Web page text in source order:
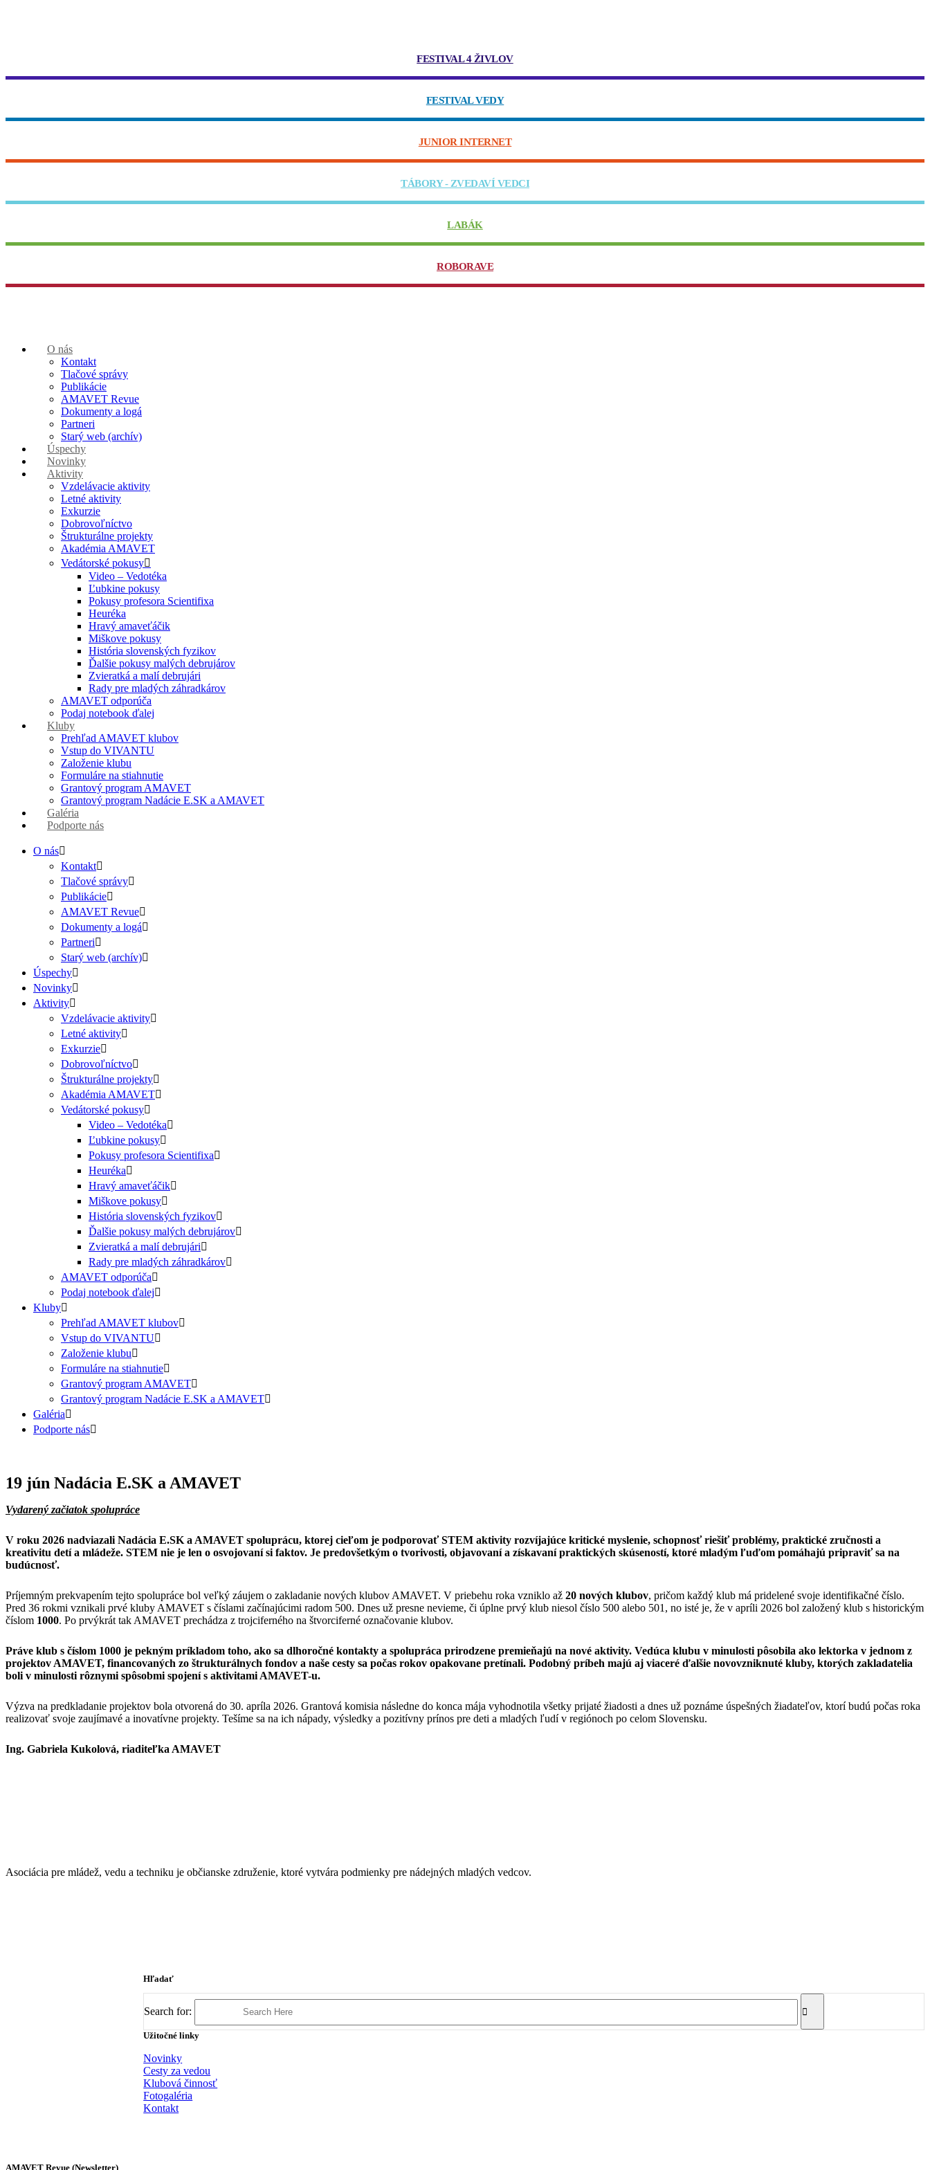
FESTIVAL 4 ŽIVLOV
FESTIVAL VEDY
JUNIOR INTERNET
TÁBORY - ZVEDAVÍ VEDCI
LABÁK
ROBORAVE
O nás
Kontakt
Tlačové správy
Publikácie
AMAVET Revue
Dokumenty a logá
Partneri
Starý web (archív)
Úspechy
Novinky
Aktivity
Vzdelávacie aktivity
Letné aktivity
Exkurzie
Dobrovoľníctvo
Štrukturálne projekty
Akadémia AMAVET
Vedátorské pokusy
Video – Vedotéka
Ľubkine pokusy
Pokusy profesora Scientifixa
Heuréka
Hravý amaveťáčik
Miškove pokusy
História slovenských fyzikov
Ďalšie pokusy malých debrujárov
Zvieratká a malí debrujári
Rady pre mladých záhradkárov
AMAVET odporúča
Podaj notebook ďalej
Kluby
Prehľad AMAVET klubov
Vstup do VIVANTU
Založenie klubu
Formuláre na stiahnutie
Grantový program AMAVET
Grantový program Nadácie E.SK a AMAVET
Galéria
Podporte nás
O nás
Kontakt
Tlačové správy
Publikácie
AMAVET Revue
Dokumenty a logá
Partneri
Starý web (archív)
Úspechy
Novinky
Aktivity
Vzdelávacie aktivity
Letné aktivity
Exkurzie
Dobrovoľníctvo
Štrukturálne projekty
Akadémia AMAVET
Vedátorské pokusy
Video – Vedotéka
Ľubkine pokusy
Pokusy profesora Scientifixa
Heuréka
Hravý amaveťáčik
Miškove pokusy
História slovenských fyzikov
Ďalšie pokusy malých debrujárov
Zvieratká a malí debrujári
Rady pre mladých záhradkárov
AMAVET odporúča
Podaj notebook ďalej
Kluby
Prehľad AMAVET klubov
Vstup do VIVANTU
Založenie klubu
Formuláre na stiahnutie
Grantový program AMAVET
Grantový program Nadácie E.SK a AMAVET
Galéria
Podporte nás
19 jún Nadácia E.SK a AMAVET
Vydarený začiatok spolupráce
V roku 2026 nadviazali Nadácia E.SK a AMAVET spoluprácu, ktorej cieľom je podporovať STEM aktivity rozvíjajúce kritické myslenie, schopnosť riešiť problémy, praktické zručnosti a
kreativitu detí a mládeže. STEM nie je len o osvojovaní si faktov. Je predovšetkým o tvorivosti, objavovaní a získavaní praktických skúseností, ktoré mladým ľuďom pomáhajú pripraviť sa na
budúcnosť.
Príjemným prekvapením tejto spolupráce bol veľký záujem o zakladanie nových klubov AMAVET. V priebehu roka vzniklo až 20 nových klubov, pričom každý klub má pridelené svoje identifikačné číslo.
Pred 36 rokmi vznikali prvé kluby AMAVET s číslami začínajúcimi radom 500. Dnes už presne nevieme, či úplne prvý klub niesol číslo 500 alebo 501, no isté je, že v apríli 2026 bol založený klub s historickým
číslom 1000. Po prvýkrát tak AMAVET prechádza z trojciferného na štvorciferné označovanie klubov.
Práve klub s číslom 1000 je pekným príkladom toho, ako sa dlhoročné kontakty a spolupráca prirodzene premieňajú na nové aktivity. Vedúca klubu v minulosti pôsobila ako lektorka v jednom z
projektov AMAVET, financovaných zo štrukturálnych fondov a naše cesty sa počas rokov opakovane pretínali. Podobný príbeh majú aj viaceré ďalšie novovzniknuté kluby, ktorých zakladatelia
boli v minulosti rôznymi spôsobmi spojení s aktivitami AMAVET-u.
Výzva na predkladanie projektov bola otvorená do 30. apríla 2026. Grantová komisia následne do konca mája vyhodnotila všetky prijaté žiadosti a dnes už poznáme úspešných žiadateľov, ktorí budú počas roka
realizovať svoje zaujímavé a inovatívne projekty. Tešíme sa na ich nápady, výsledky a pozitívny prínos pre deti a mladých ľudí v regiónoch po celom Slovensku.
Ing. Gabriela Kukolová, riaditeľka AMAVET
Asociácia pre mládež, vedu a techniku je občianske združenie, ktoré vytvára podmienky pre nádejných mladých vedcov.
Hľadať
Search for:
Užitočné linky
Novinky
Cesty za vedou
Klubová činnosť
Fotogaléria
Kontakt
AMAVET Revue (Newsletter)